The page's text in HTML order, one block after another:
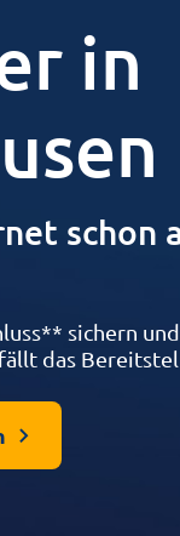
in
schon
sichern
das